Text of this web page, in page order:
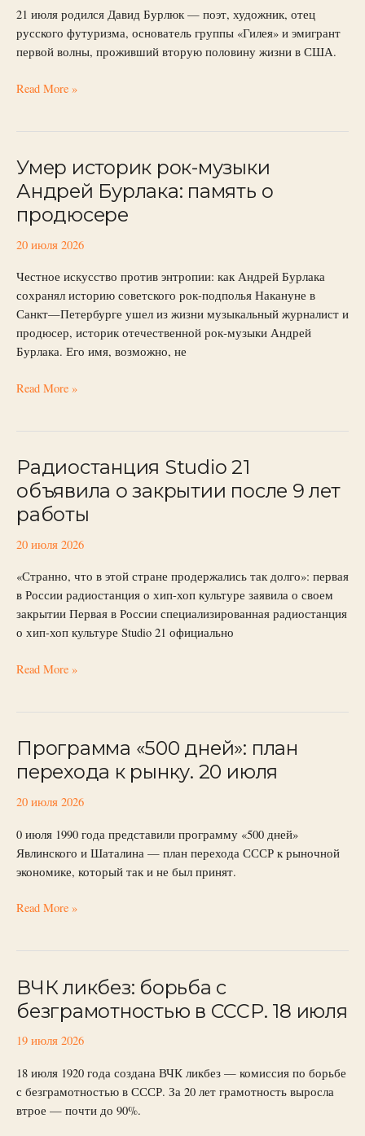
21 июля родился Давид Бурлюк — поэт, художник, отец
русского футуризма, основатель группы «Гилея» и эмигрант
первой волны, проживший вторую половину жизни в США.
21
июля
Read More »
Умер историк рок-музыки
Андрей Бурлака: память о
продюсере
20 июля 2026
Честное искусство против энтропии: как Андрей Бурлака
сохранял историю советского рок-подполья Накануне в
Санкт—Петербурге ушел из жизни музыкальный журналист и
продюсер, историк отечественной рок-музыки Андрей
Бурлака. Его имя, возможно, не
Умер
историк
рок-
музыки
Андрей
память
о
продюсере
Read More »
Радиостанция Studio 21
объявила о закрытии после 9 лет
работы
20 июля 2026
«Странно, что в этой стране продержались так долго»: первая
в России радиостанция о хип-хоп культуре заявила о своем
закрытии Первая в России специализированная радиостанция
о хип-хоп культуре Studio 21 официально
Радиостанция
Studio
21
объявила
о
после
9
лет
работы
Read More »
Программа «500 дней»: план
перехода к рынку. 20 июля
20 июля 2026
0 июля 1990 года представили программу «500 дней»
Явлинского и Шаталина — план перехода СССР к рыночной
экономике, который так и не был принят.
Программа
«500
дней»:
план
к
рынку.
20
Read More »
ВЧК ликбез: борьба с
безграмотностью в СССР. 18 июля
19 июля 2026
18 июля 1920 года создана ВЧК ликбез — комиссия по борьбе
с безграмотностью в СССР. За 20 лет грамотность выросла
втрое — почти до 90%.
ВЧК
ликбез:
борьба
с
в
СССР.
18